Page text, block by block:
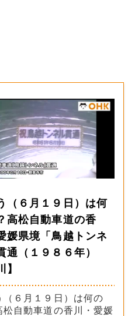
（６月１９日）は何
高松自動車道の香
媛県境「鳥越トンネ
通（１９８６年）
】
（６月１９日）は何の
松自動車道の香川・愛媛